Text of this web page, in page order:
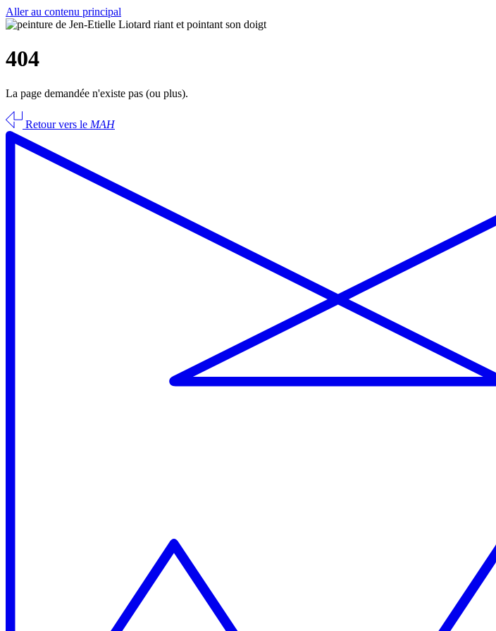
Aller au contenu principal
404
La page demandée n'existe pas (ou plus).
Retour vers le MAH